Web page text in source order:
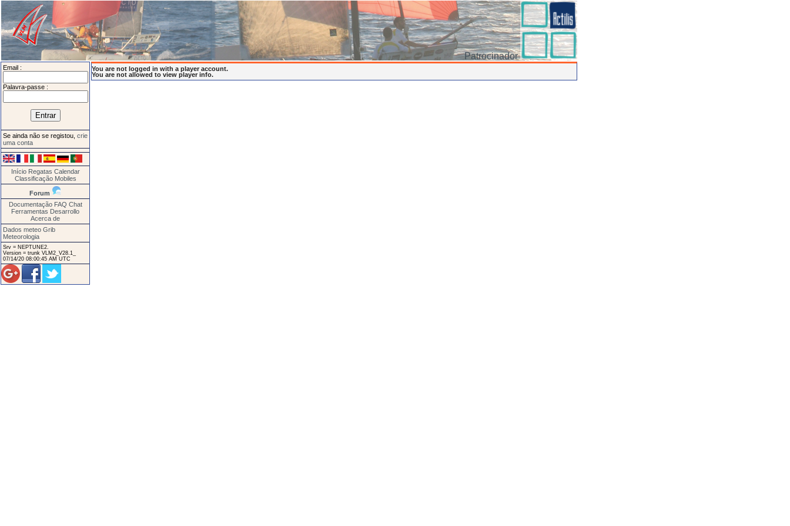
Patrocinador
Email :
Palavra-passe :
Se ainda não se registou, crie
uma conta
Início Regatas Calendar
Classificação Mobiles
Forum
Documentação FAQ Chat
Ferramentas Desarrollo
Acerca de
Dados meteo Grib
Meteorologia
Srv = NEPTUNE2.
Version = trunk VLM2_V28.1_
07/14/20 08:00:45 AM UTC
You are not logged in with a player account.
You are not allowed to view player info.